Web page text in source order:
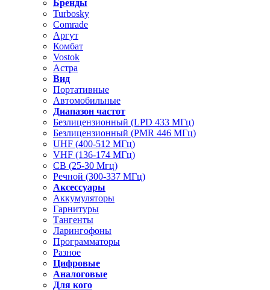
Бренды
Turbosky
Comrade
Аргут
Комбат
Vostok
Астра
Вид
Портативные
Автомобильные
Диапазон частот
Безлицензионный (LPD 433 МГц)
Безлицензионный (PMR 446 МГц)
UHF (400-512 МГц)
VHF (136-174 МГц)
CB (25-30 Мгц)
Речной (300-337 МГц)
Аксессуары
Аккумуляторы
Гарнитуры
Тангенты
Ларингофоны
Программаторы
Разное
Цифровые
Аналоговые
Для кого